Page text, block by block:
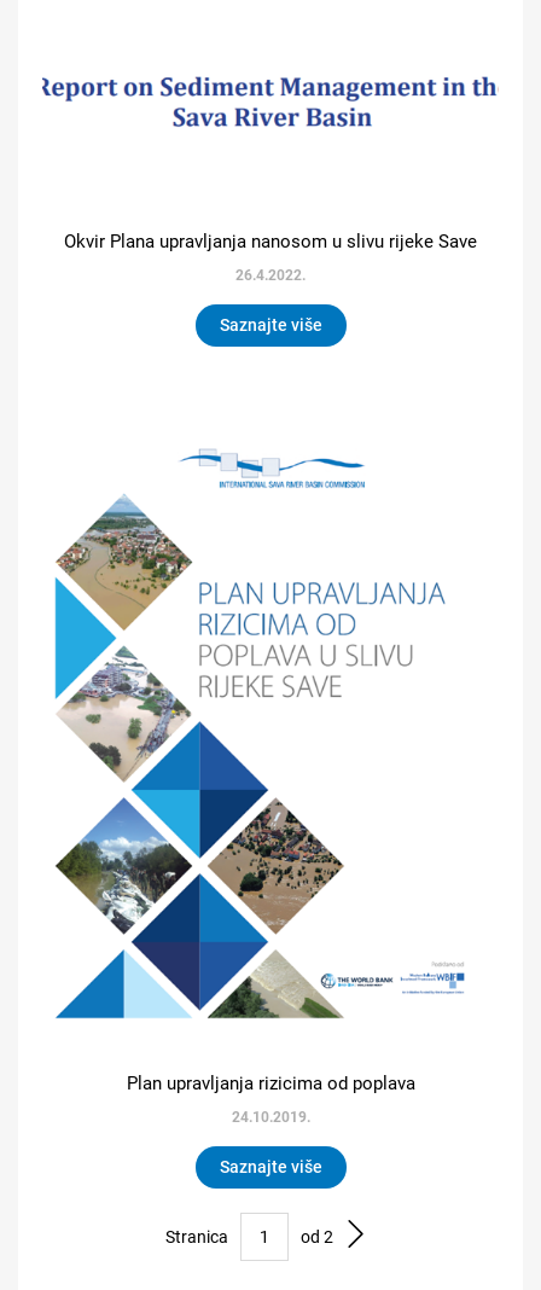
Okvir Plana upravljanja nanosom u slivu rijeke Save
26.4.2022.
Saznajte više
Plan upravljanja rizicima od poplava
24.10.2019.
Saznajte više
Stranica od 2